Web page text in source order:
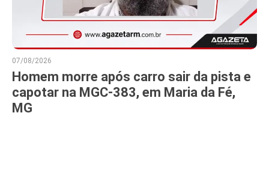
07/08/2026
Homem morre após carro sair da pista e
capotar na MGC-383, em Maria da Fé,
MG